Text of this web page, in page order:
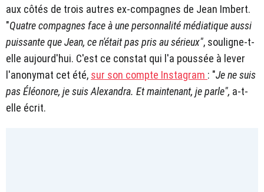
aux côtés de trois autres ex-compagnes de Jean Imbert.
"Quatre compagnes face à une personnalité médiatique aussi
puissante que Jean, ce n'était pas pris au sérieux", souligne-t-
elle aujourd'hui. C'est ce constat qui l'a poussée à lever
l'anonymat cet été, sur son compte Instagram : "Je ne suis
pas Éléonore, je suis Alexandra. Et maintenant, je parle", a-t-
elle écrit.